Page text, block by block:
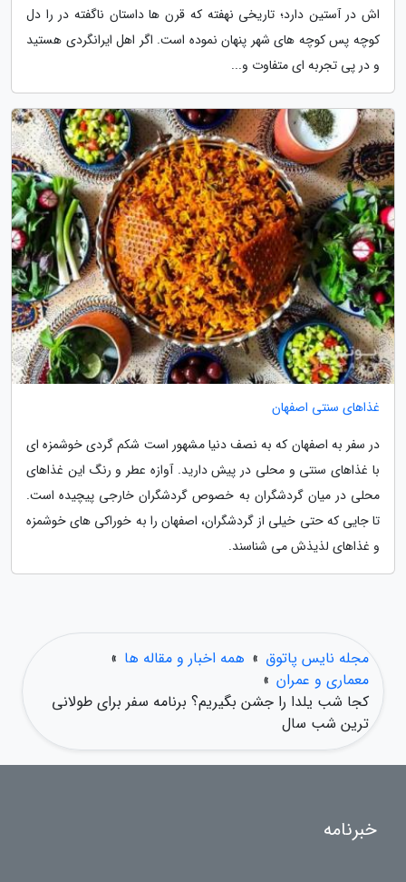
اش در آستین دارد؛ تاریخی نهفته که قرن ها داستان ناگفته در را دل
کوچه پس کوچه های شهر پنهان نموده است. اگر اهل ایرانگردی هستید
و در پی تجربه ای متفاوت و...
غذاهای سنتی اصفهان
در سفر به اصفهان که به نصف دنیا مشهور است شکم گردی خوشمزه ای
با غذاهای سنتی و محلی در پیش دارید. آوازه عطر و رنگ این غذاهای
محلی در میان گردشگران به خصوص گردشگران خارجی پیچیده است.
تا جایی که حتی خیلی از گردشگران، اصفهان را به خوراکی های خوشمزه
و غذاهای لذیذش می شناسند.
مجله نایس پاتوق » همه اخبار و مقاله ها »
معماری و عمران »
کجا شب یلدا را جشن بگیریم؟ برنامه سفر برای طولانی
ترین شب سال
خبرنامه